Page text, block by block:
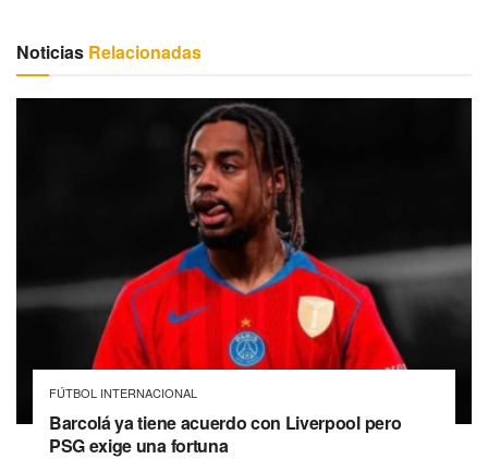
Noticias Relacionadas
FÚTBOL INTERNACIONAL
Barcolá ya tiene acuerdo con Liverpool pero
PSG exige una fortuna